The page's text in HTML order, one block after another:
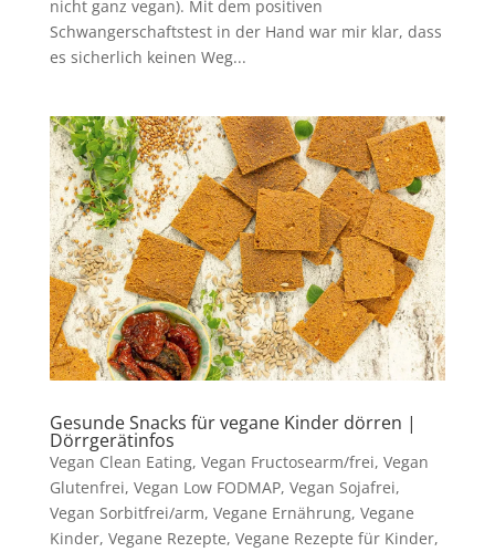
nicht ganz vegan). Mit dem positiven
Schwangerschaftstest in der Hand war mir klar, dass
es sicherlich keinen Weg...
Gesunde Snacks für vegane Kinder dörren |
Dörrgerätinfos
Vegan Clean Eating, Vegan Fructosearm/frei, Vegan
Glutenfrei, Vegan Low FODMAP, Vegan Sojafrei,
Vegan Sorbitfrei/arm, Vegane Ernährung, Vegane
Kinder, Vegane Rezepte, Vegane Rezepte für Kinder,